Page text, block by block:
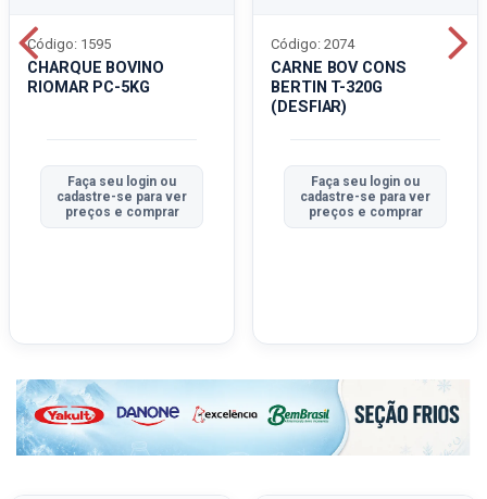
CHARQUE BOVINO
RIOMAR PC-5KG
Código: 1595
Faça seu login ou
cadastre-se para ver
preços e comprar
CARNE BOV CONS
BERTIN T-320G
(DESFIAR)
Código: 2074
Faça seu login ou
cadastre-se para ver
preços e comprar